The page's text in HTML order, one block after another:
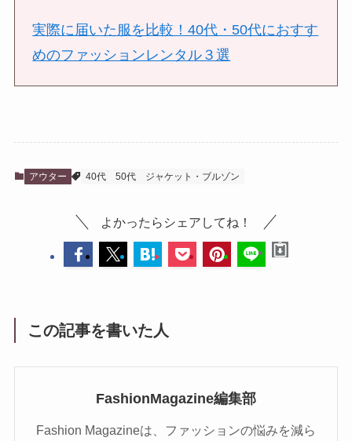
実際に届いた服を比較！40代・50代におすす
めのファッションレンタル３選
アウター 40代 50代 ジャケット・ブルゾン
よかったらシェアしてね！
この記事を書いた人
FashionMagazine編集部
Fashion Magazineは、ファッションの悩みを減ら